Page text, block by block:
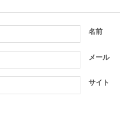
名前
メール
サイト